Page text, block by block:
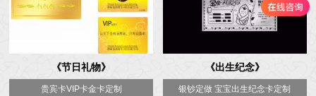
《节日礼物》
贵宾卡VIP卡金卡定制
《出生纪念》
银钞定做 宝宝出生纪念卡定制